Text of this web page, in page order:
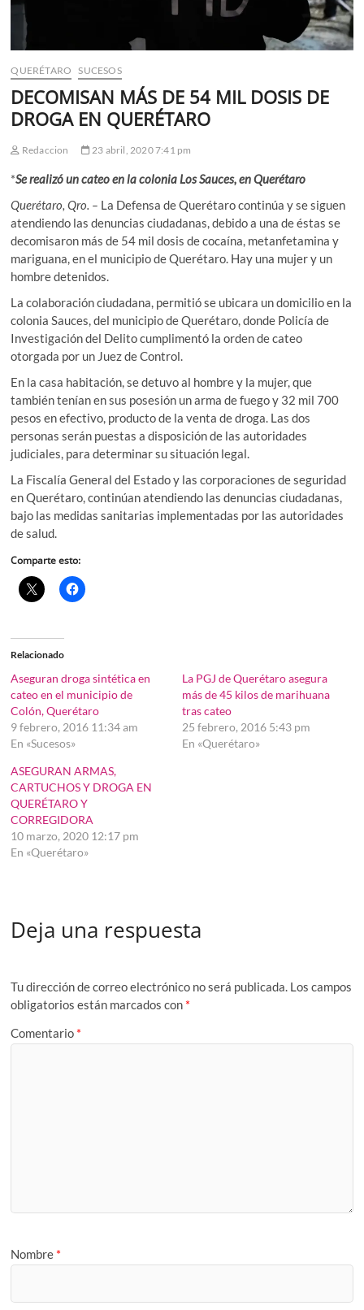
QUERÉTARO SUCESOS
DECOMISAN MÁS DE 54 MIL DOSIS DE
DROGA EN QUERÉTARO
Redaccion 23 abril, 2020 7:41 pm
*Se realizó un cateo en la colonia Los Sauces, en Querétaro
Querétaro, Qro. – La Defensa de Querétaro continúa y se siguen
atendiendo las denuncias ciudadanas, debido a una de éstas se
decomisaron más de 54 mil dosis de cocaína, metanfetamina y
mariguana, en el municipio de Querétaro. Hay una mujer y un
hombre detenidos.
La colaboración ciudadana, permitió se ubicara un domicilio en la
colonia Sauces, del municipio de Querétaro, donde Policía de
Investigación del Delito cumplimentó la orden de cateo
otorgada por un Juez de Control.
En la casa habitación, se detuvo al hombre y la mujer, que
también tenían en sus posesión un arma de fuego y 32 mil 700
pesos en efectivo, producto de la venta de droga. Las dos
personas serán puestas a disposición de las autoridades
judiciales, para determinar su situación legal.
La Fiscalía General del Estado y las corporaciones de seguridad
en Querétaro, continúan atendiendo las denuncias ciudadanas,
bajo las medidas sanitarias implementadas por las autoridades
de salud.
Comparte esto:
Relacionado
Aseguran droga sintética en
cateo en el municipio de
Colón, Querétaro
9 febrero, 2016 11:34 am
En «Sucesos»
La PGJ de Querétaro asegura
más de 45 kilos de marihuana
tras cateo
25 febrero, 2016 5:43 pm
En «Querétaro»
ASEGURAN ARMAS,
CARTUCHOS Y DROGA EN
QUERÉTARO Y
CORREGIDORA
10 marzo, 2020 12:17 pm
En «Querétaro»
Deja una respuesta
Tu dirección de correo electrónico no será publicada. Los campos
obligatorios están marcados con *
Comentario *
Nombre *